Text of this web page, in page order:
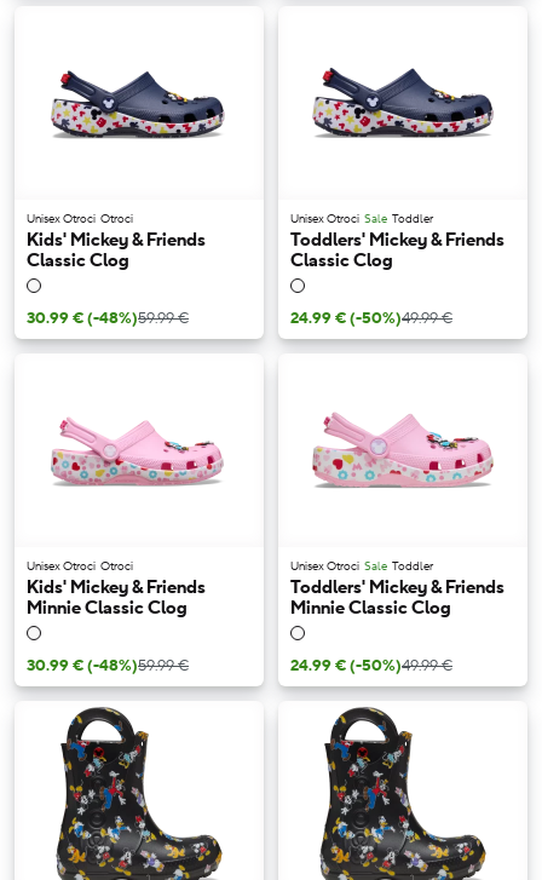
Unisex Otroci Otroci
Kids' Mickey & Friends
Classic Clog
30.99 €(-48%)59.99 €
Unisex Otroci Sale Toddler
Toddlers' Mickey & Friends
Classic Clog
24.99 €(-50%)49.99 €
Unisex Otroci Otroci
Kids' Mickey & Friends
Minnie Classic Clog
30.99 €(-48%)59.99 €
Unisex Otroci Sale Toddler
Toddlers' Mickey & Friends
Minnie Classic Clog
24.99 €(-50%)49.99 €